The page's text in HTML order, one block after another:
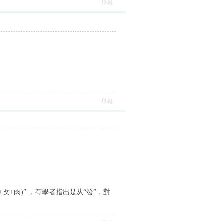
舉報
舉報
+肉)” ，有學者指出是从“發”，對